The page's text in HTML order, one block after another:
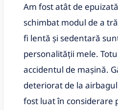
Am fost atât de
schimbat modul de a
fi lentă și sedentară
personalității mele.
accidentul de mașină.
deteriorat de la
fost luat în considerare